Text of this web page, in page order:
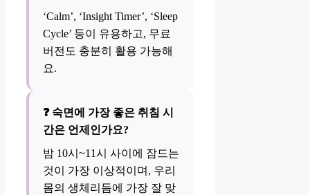
‘Calm’, ‘Insight Timer’, ‘Sleep
Cycle’ 등이 유용하고, 무료
버전도 충분히 활용 가능해
요.
❓ 숙면에 가장 좋은 취침 시
간은 언제인가요?
밤 10시~11시 사이에 잠드는
것이 가장 이상적이며, 우리
몸의 생체리듬에 가장 잘 맞